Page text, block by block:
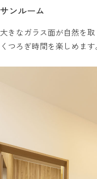
サンルーム
大きなガラス面が自然を
くつろぎ時間を楽しめます